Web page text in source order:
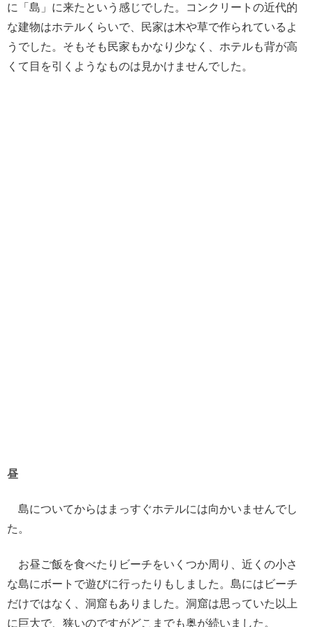
に「島」に来たという感じでした。コンクリートの近代的
な建物はホテルくらいで、民家は木や草で作られているよ
うでした。そもそも民家もかなり少なく、ホテルも背が高
くて目を引くようなものは見かけませんでした。
昼
島についてからはまっすぐホテルには向かいませんでし
た。
お昼ご飯を食べたりビーチをいくつか周り、近くの小さ
な島にボートで遊びに行ったりもしました。島にはビーチ
だけではなく、洞窟もありました。洞窟は思っていた以上
に巨大で、狭いのですがどこまでも奥が続いました。